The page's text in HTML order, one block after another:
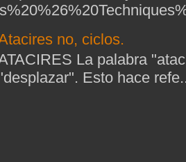
no, ciclos.
La palabra
Esto hace